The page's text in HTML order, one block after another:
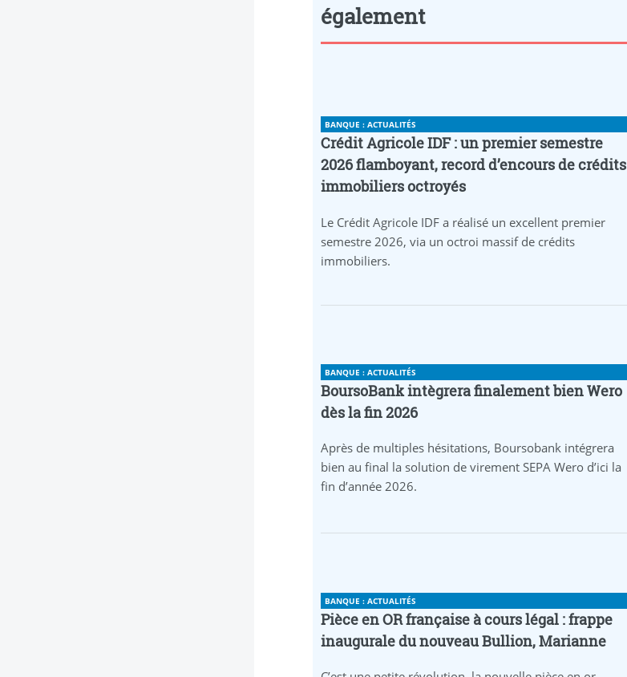
également
BANQUE : ACTUALITÉS
Crédit Agricole IDF : un premier semestre
2026 flamboyant, record d’encours de crédits
immobiliers octroyés
Le Crédit Agricole IDF a réalisé un excellent premier
semestre 2026, via un octroi massif de crédits
immobiliers.
BANQUE : ACTUALITÉS
BoursoBank intègrera finalement bien Wero
dès la fin 2026
Après de multiples hésitations, Boursobank intégrera
bien au final la solution de virement SEPA Wero d’ici la
fin d’année 2026.
BANQUE : ACTUALITÉS
Pièce en OR française à cours légal : frappe
inaugurale du nouveau Bullion, Marianne